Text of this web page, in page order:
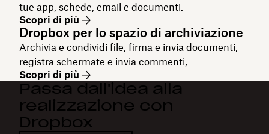
tue app, schede, email e documenti.
Scopri di più
Dropbox per lo spazio di archiviazione
Archivia e condividi file, firma e invia documenti,
registra schermate e invia commenti,
Scopri di più
Passa dall'idea alla
realizzazione con
Dropbox